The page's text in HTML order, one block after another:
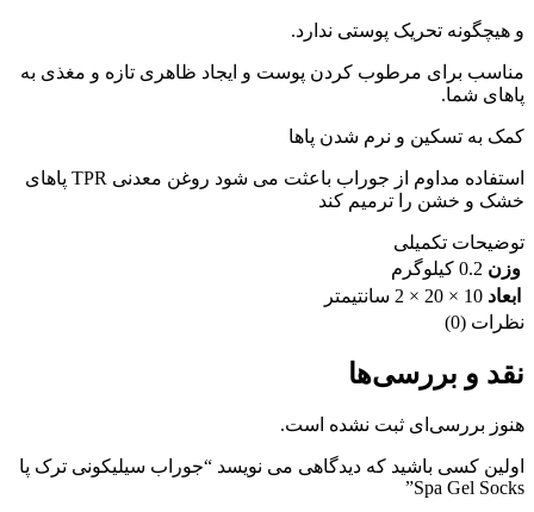
و هیچگونه تحریک پوستی ندارد.
مناسب برای مرطوب کردن پوست و ایجاد ظاهری تازه و مغذی به
پاهای شما.
کمک به تسکین و نرم شدن پاها
استفاده مداوم از جوراب باعثت می شود روغن معدنی TPR پاهای
خشک و خشن را ترمیم کند
توضیحات تکمیلی
وزن 0.2 کیلوگرم
ابعاد 10 × 20 × 2 سانتیمتر
نظرات (0)
نقد و بررسی‌ها
هنوز بررسی‌ای ثبت نشده است.
اولین کسی باشید که دیدگاهی می نویسد “جوراب سیلیکونی ترک پا
Spa Gel Socks”